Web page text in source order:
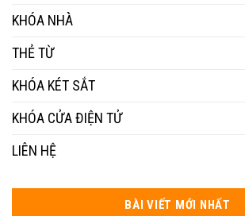
KHÓA NHÀ
THẺ TỪ
KHÓA KÉT SẮT
KHÓA CỬA ĐIỆN TỬ
LIÊN HỆ
BÀI VIẾT MỚI NHẤT